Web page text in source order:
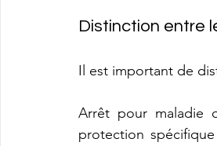
Distinction entre
Il est important de
Arrêt pour maladie
protection